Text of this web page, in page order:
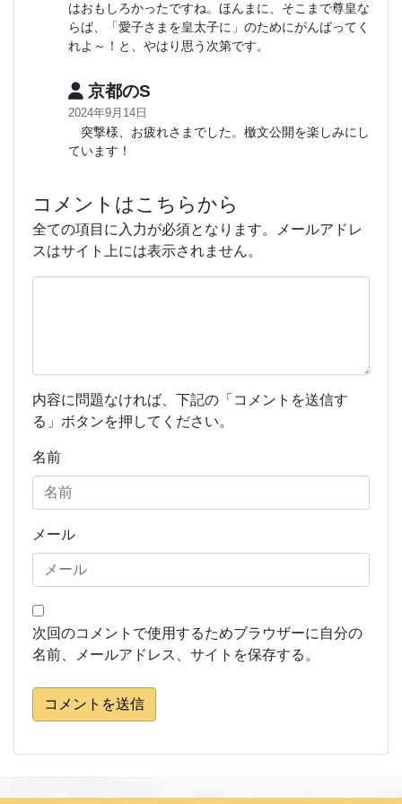
はおもしろかったですね。ほんまに、そこまで尊皇な
らば、「愛子さまを皇太子に」のためにがんばってく
れよ～！と、やはり思う次第です。
京都のS
2024年9月14日
突撃様、お疲れさまでした。檄文公開を楽しみにし
ています！
コメントはこちらから
全ての項目に入力が必須となります。メールアドレ
スはサイト上には表示されません。
内容に問題なければ、下記の「コメントを送信す
る」ボタンを押してください。
名前
メール
次回のコメントで使用するためブラウザーに自分の
名前、メールアドレス、サイトを保存する。
コメントを送信